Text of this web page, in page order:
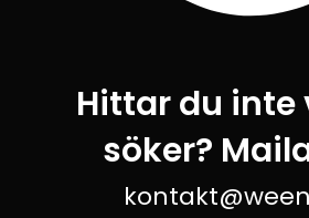
Hittar du inte
söker?